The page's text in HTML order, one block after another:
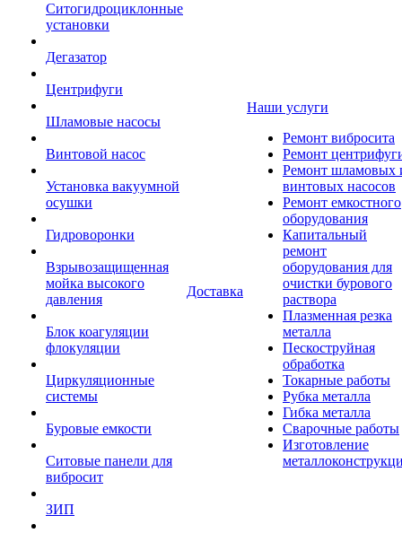
Ситогидроциклонные
установки
Дегазатор
Центрифуги
Шламовые насосы
Винтовой насос
Установка вакуумной
осушки
Гидроворонки
Взрывозащищенная
мойка высокого
давления
Блок коагуляции
флокуляции
Циркуляционные
системы
Буровые емкости
Ситовые панели для
вибросит
ЗИП
Доставка
Наши услуги
Ремонт вибросита
Ремонт
Ремонт шламовых
винтовых насосов
Ремонт емкостного
оборудования
Капитальный
ремонт
оборудования для
очистки бурового
раствора
Плазменная резка
металла
Пескоструйная
обработка
Токарные работы
Рубка металла
Гибка металла
Сварочные работы
Изготовление